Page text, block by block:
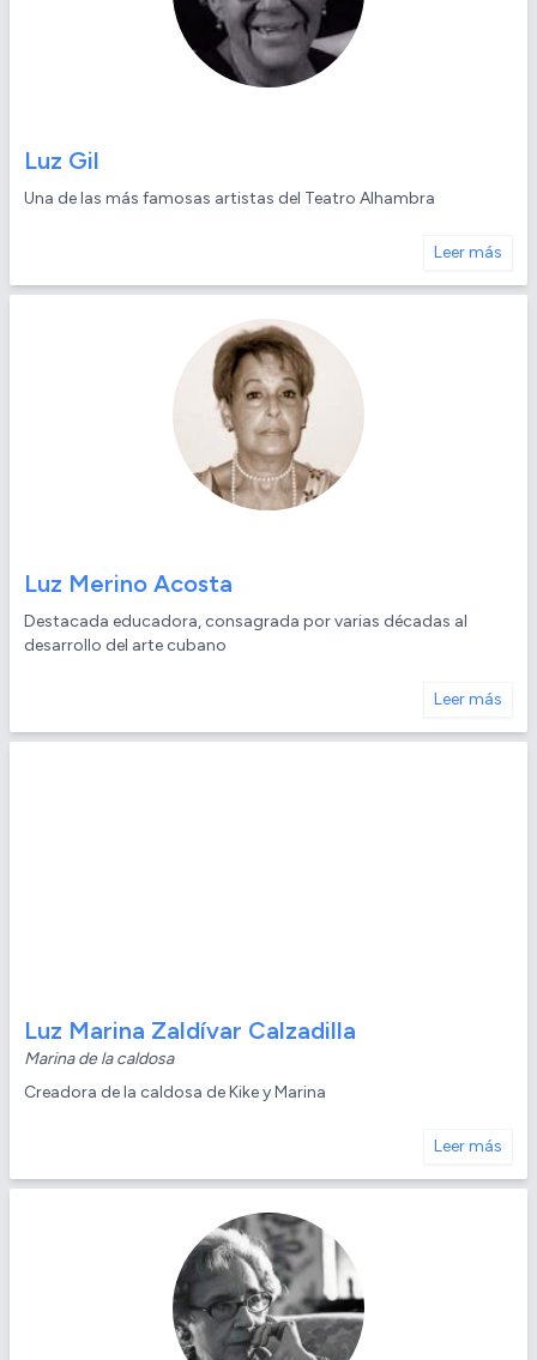
Luz Gil
Una de las más famosas artistas del Teatro Alhambra
Leer más
Luz Merino Acosta
Destacada educadora, consagrada por varias décadas al
desarrollo del arte cubano
Leer más
Luz Marina Zaldívar Calzadilla
Marina de la caldosa
Creadora de la caldosa de Kike y Marina
Leer más